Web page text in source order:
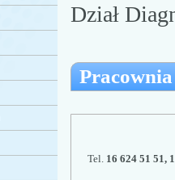
Dział
Tel. 16 624 51 51,